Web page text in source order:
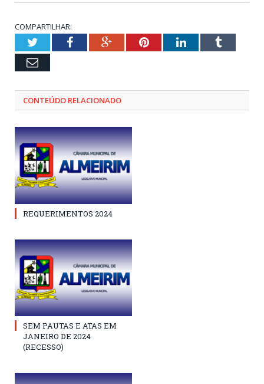
COMPARTILHAR:
TwitterFacebookGoogle+PinterestLinkedInTumblr
Email
CONTEÚDO RELACIONADO
REQUERIMENTOS 2024
SEM PAUTAS E ATAS EM
JANEIRO DE 2024
(RECESSO)